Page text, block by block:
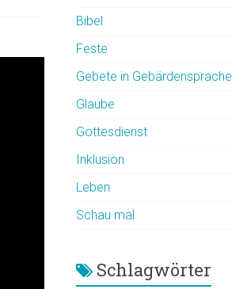
Bibel
Feste
Gebete in Gebärdensprache
Glaube
Gottesdienst
Inklusion
Leben
Schau mal
Schlagwörter